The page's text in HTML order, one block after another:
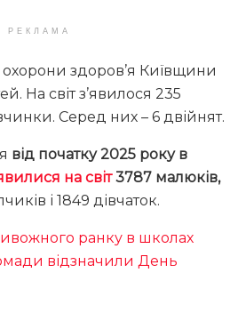
РЕКЛАМА
охорони здоров’я Київщини
На світ з’явилося 235
Серед них – 6 двійнят.
від початку 2025 року в
на світ3787 малюків,
і 1849 дівчаток.
ранку в школах
відзначили День